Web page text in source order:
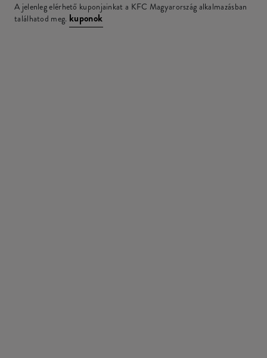
A jelenleg elérhető kuponjainkat a KFC Magyarország alkalmazásban
találhatod meg. kuponok